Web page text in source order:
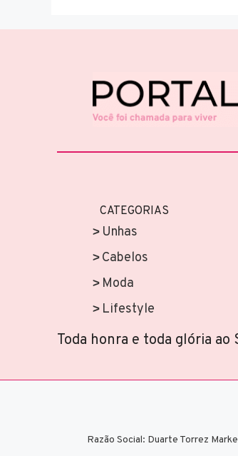
CATEGORIAS
Unhas
Cabelos
Moda
Lifestyle
Toda honra e toda glória ao
Razão Social: Duarte Torrez